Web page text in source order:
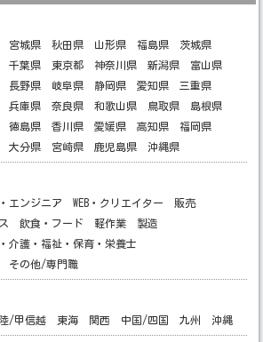
宮城県 秋田県 山形県 福島県
茨城県
千葉県 東京都 神奈川県 新潟県
富山県
長野県 岐阜県 静岡県 愛知県
三重県
兵庫県 奈良県 和歌山県 鳥取県
島根県
徳島県 香川県 愛媛県 高知県
福岡県
大分県 宮崎県 鹿児島県 沖縄県
エンジニア WEB・クリエイター
販売
飲食・フード 軽作業
製造
介護・福祉・保育・栄養士
その他/専門職
/甲信越 東海 関西 中国/四国 九州 沖縄